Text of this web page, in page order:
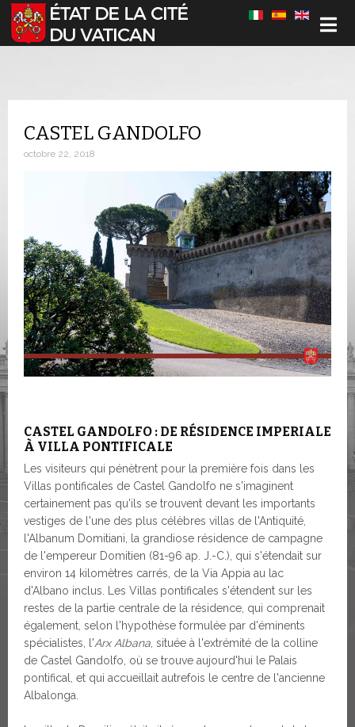
Sélectionnez votre langue
CASTEL GANDOLFO
octobre 22, 2018
CASTEL GANDOLFO : DE RÉSIDENCE IMPERIALE
À VILLA PONTIFICALE
Les visiteurs qui pénètrent pour la première fois dans les
Villas pontificales de Castel Gandolfo ne s'imaginent
certainement pas qu'ils se trouvent devant les importants
vestiges de l'une des plus célèbres villas de l'Antiquité,
l'Albanum Domitiani, la grandiose résidence de campagne
de l'empereur Domitien (81-96 ap. J.-C.), qui s'étendait sur
environ 14 kilomètres carrés, de la Via Appia au lac
d'Albano inclus. Les Villas pontificales s'étendent sur les
restes de la partie centrale de la résidence, qui comprenait
également, selon l'hypothèse formulée par d'éminents
spécialistes, l'Arx Albana , située à l'extrémité de la colline
de Castel Gandolfo, où se trouve aujourd'hui le Palais
pontifical, et qui accueillait autrefois le centre de l'ancienne
Albalonga.